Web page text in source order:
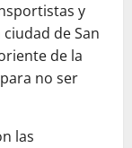
y
de San
de la
no ser
las